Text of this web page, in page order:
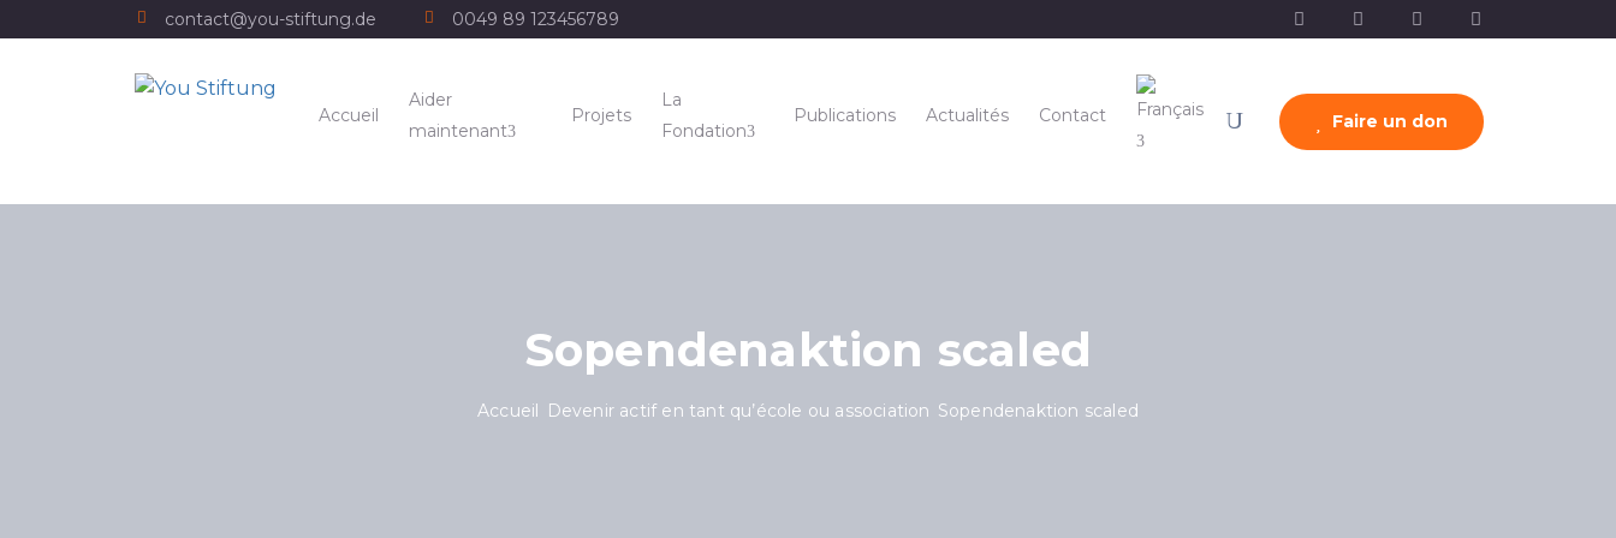
contact@you-stiftung.de 0049 89 123456789
Accueil
Aider
maintenant
Projets
La
Fondation
Publications Actualités Contact Faire un don
Sopendenaktion scaled
Accueil Devenir actif en tant qu’école ou association Sopendenaktion scaled